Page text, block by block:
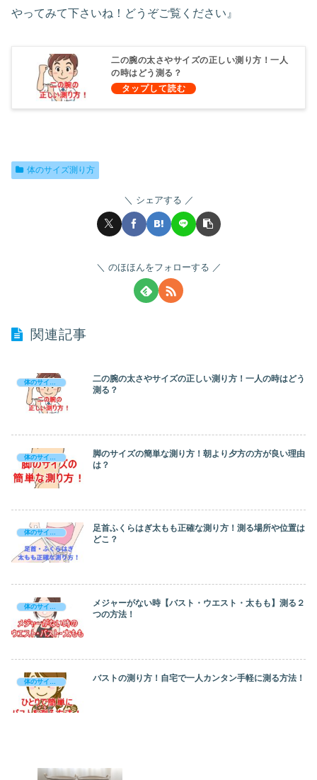
やってみて下さいね！どうぞご覧ください』
二の腕の太さやサイズの正しい測り方！一人
の時はどう測る？
体のサイズ測り方
シェアする
のほほんをフォローする
関連記事
体のサイズ測り方
二の腕の太さやサイズの正しい測り方！一人の時はどう
測る？
脚のサイズの簡単な測り方！朝より夕方の方が良い理由
は？
足首ふくらはぎ太もも正確な測り方！測る場所や位置は
どこ？
体のサイズ測り方
メジャーがない時【バスト・ウエスト・太もも】測る２
つの方法！
バストの測り方！自宅で一人カンタン手軽に測る方法！